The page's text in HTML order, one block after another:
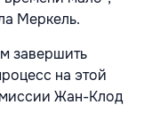
Меркель.
завершить
на этой
Жан-Клод